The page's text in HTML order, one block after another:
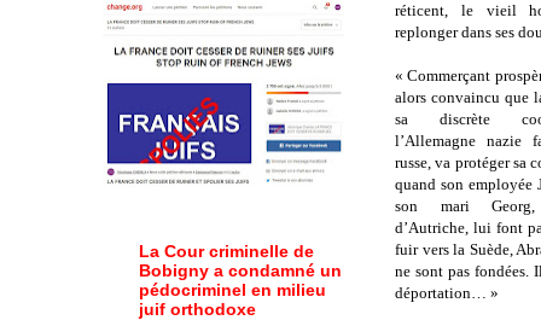
réticent, le vieil
replonger dans ses
« Commerçant
alors convaincu que
sa discrète
l’Allemagne nazie
russe, va protéger sa
quand son employée
son mari
d’Autriche, lui font
fuir vers la Suède,
ne sont pas fondées.
déportation… »
La Cour criminelle de
Bobigny a condamné un
pédocriminel en milieu
juif orthodoxe